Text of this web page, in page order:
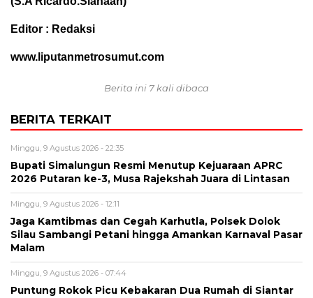
Editor : Redaksi
www.liputanmetrosumut.com
Berita ini 7 kali dibaca
BERITA TERKAIT
Minggu, 9 Agustus 2026 - 22:35
Bupati Simalungun Resmi Menutup Kejuaraan APRC
2026 Putaran ke-3, Musa Rajekshah Juara di Lintasan
Minggu, 9 Agustus 2026 - 12:11
Jaga Kamtibmas dan Cegah Karhutla, Polsek Dolok
Silau Sambangi Petani hingga Amankan Karnaval Pasar
Malam
Minggu, 9 Agustus 2026 - 07:44
Puntung Rokok Picu Kebakaran Dua Rumah di Siantar